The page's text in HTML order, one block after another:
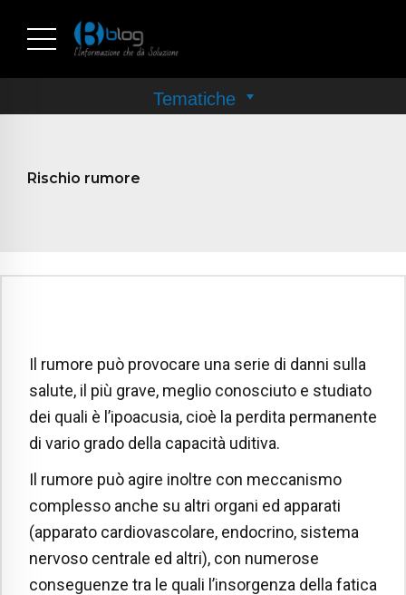
Rischio rumore
Il rumore può provocare una serie di danni sulla
salute, il più grave, meglio conosciuto e studiato
dei quali è l’ipoacusia, cioè la perdita permanente
di vario grado della capacità uditiva.
Il rumore può agire inoltre con meccanismo
complesso anche su altri organi ed apparati
(apparato cardiovascolare, endocrino, sistema
nervoso centrale ed altri), con numerose
conseguenze tra le quali l’insorgenza della fatica